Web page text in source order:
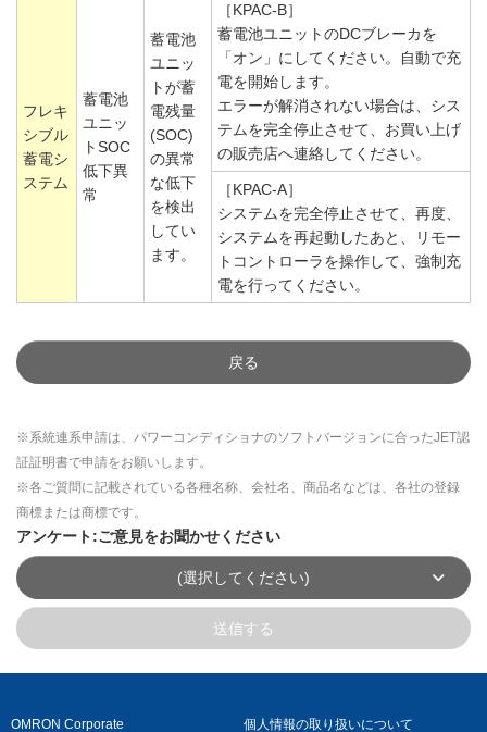
フレキ
シブル
蓄電シ
ステム
蓄電池
ユニッ
トSOC
低下異
常
蓄電池
ユニッ
トが蓄
電残量
(SOC)
の異常
な低下
を検出
してい
ます。
［KPAC-B］
蓄電池ユニットのDCブレーカを
「オン」にしてください。自動で充
電を開始します。
エラーが解消されない場合は、シス
テムを完全停止させて、お買い上げ
の販売店へ連絡してください。
［KPAC-A］
システムを完全停止させて、再度、
システムを再起動したあと、リモー
トコントローラを操作して、強制充
電を行ってください。
戻る
※系統連系申請は、パワーコンディショナのソフトバージョンに合ったJET認
証証明書で申請をお願いします。
※各ご質問に記載されている各種名称、会社名、商品名などは、各社の登録
商標または商標です。
アンケート:ご意見をお聞かせください
(選択してください)
送信する
OMRON Corporate 個人情報の取り扱いについて